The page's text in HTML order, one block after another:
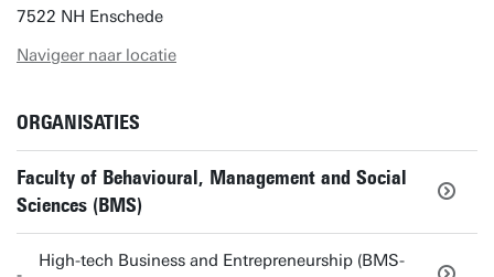
7522 NH Enschede
Navigeer naar locatie
ORGANISATIES
Faculty of Behavioural, Management and Social
Sciences (BMS)
High-tech Business and Entrepreneurship (BMS-